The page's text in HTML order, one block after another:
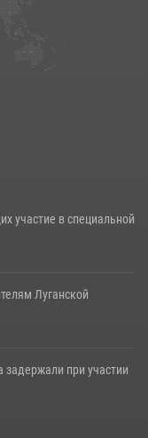
участие в специальной
Луганской
при участии